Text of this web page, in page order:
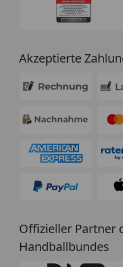
Akzeptierte
Offizieller Partner
Handballbundes